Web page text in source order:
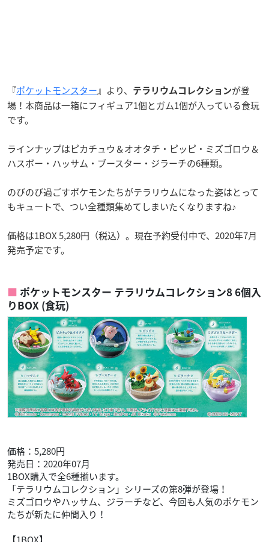
『ポケットモンスター』より、 テラリウムコレクションが登
場！本商品は一箱にフィギュア1個とガム1個が入っている食玩
です。
ラインナップはピカチュウ＆オオタチ・ピッピ・ミズゴロウ＆
ハスボー・ハッサム・ブースター・ジラーチの6種類。
のびのび過ごすポケモンたちがテラリウムになった姿はとって
もキュートで、つい全種類集めてしまいたくなりますね♪
価格は1BOX 5,280円（税込）。現在予約受付中で、2020年7月
発売予定です。
ポケットモンスター テラリウムコレクション8 6個入
りBOX (食玩)
価格：5,280円
発売日：2020年07月
1BOX購入で全6種揃います。
「テラリウムコレクション」シリーズの第8弾が登場！
ミズゴロウやハッサム、ジラーチなど、今回も人気のポケモン
たちが新たに仲間入り！